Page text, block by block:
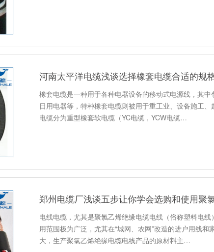
河南太平洋电缆浅谈选择橡套电缆合适的规
橡套电缆是一种用于各种电器设备的移动式电源线，其
日用电器等，特种橡套电缆则被用于重工业、设备施工
电缆分为重型橡套软电缆（YC电缆，YCW电缆…
郑州电缆厂浅谈五步让你学会选购和使用聚
电线电缆，尤其是聚氯乙烯绝缘电缆电线（俗称塑料电
用范围极为广泛，尤其在“城网、农网”改造的进户用线和
大，生产聚氯乙烯绝缘电缆电线产品的原材料主…